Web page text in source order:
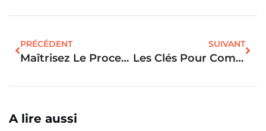
PRÉCÉDENT
Maîtrisez Le Processus De L’offre D’achat En Immobilier : Nos Conseils Stratégiques
SUIVANT
Les Clés Pour Comprendre Les Questions Juridiques Liées Au Logement
A lire aussi